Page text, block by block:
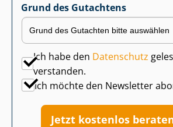
Grund des Gutachtens
Ich habe den Datenschutz
verstanden.
Ich möchte den Newsletter
Jetzt kostenlos